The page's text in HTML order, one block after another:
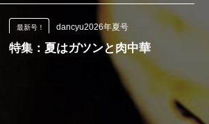
最新号！ dancyu2026年夏号
特集：夏はガツンと肉中華